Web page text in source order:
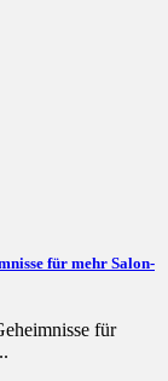
für mehr Salon-
für